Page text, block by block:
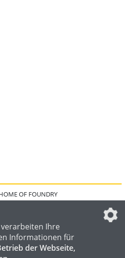
OF FOUNDRY
Ihre
Informationen für
der Webseite,